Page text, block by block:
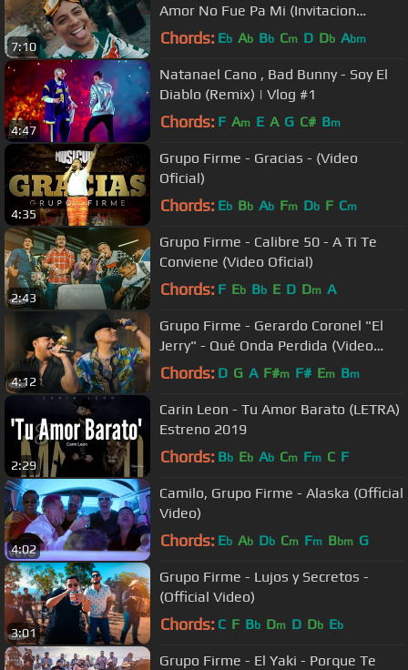
7:10
Amor No Fue Pa Mi (Invitacion
Durango 21 De Julio 2019)
Chords: Eb Ab Bb Cm D Db Abm
4:47
Natanael Cano , Bad Bunny - Soy El
Diablo (Remix) | Vlog #1
Chords: F Am E A G C# Bm
4:35
Grupo Firme - Gracias - (Video
Oficial)
Chords: Eb Bb Ab Fm Db F Cm
2:43
Grupo Firme - Calibre 50 - A Ti Te
Conviene (Video Oficial)
Chords: F Eb Bb E D Dm A
4:12
Grupo Firme - Gerardo Coronel "El
Jerry" - Qué Onda Perdida (Video
Oficial)
Chords: D G A F#m F# Em Bm
2:29
Carin Leon - Tu Amor Barato (LETRA)
Estreno 2019
Chords: Bb Eb Ab Cm Fm C F
4:02
Camilo, Grupo Firme - Alaska (Official
Video)
Chords: Eb Ab Db Cm Fm Bbm G
3:01
Grupo Firme - Lujos y Secretos -
(Official Video)
Chords: C F Bb Dm D Db Eb
Grupo Firme - El Yaki - Porque Te